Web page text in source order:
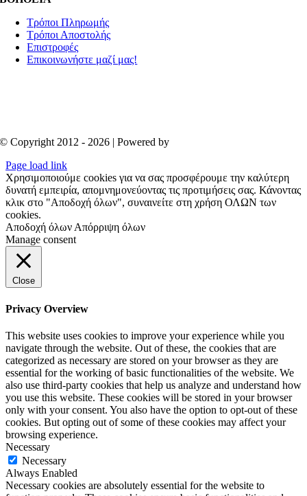
Τρόποι Πληρωμής
Τρόποι Αποστολής
Επιστροφές
Επικοινωνήστε μαζί μας!
© Copyright 2012 - 2026 | Powered by
Page load link
Χρησιμοποιούμε cookies για να σας προσφέρουμε την καλύτερη
δυνατή εμπειρία, απομνημονεύοντας τις προτιμήσεις σας. Κάνοντας
κλικ στο "Αποδοχή όλων", συναινείτε στη χρήση ΟΛΩΝ των
cookies.
Αποδοχή όλων Απόρριψη όλων
Manage consent
Close
Privacy Overview
This website uses cookies to improve your experience while you
navigate through the website. Out of these, the cookies that are
categorized as necessary are stored on your browser as they are
essential for the working of basic functionalities of the website. We
also use third-party cookies that help us analyze and understand how
you use this website. These cookies will be stored in your browser
only with your consent. You also have the option to opt-out of these
cookies. But opting out of some of these cookies may affect your
browsing experience.
Necessary
Necessary
Always Enabled
Necessary cookies are absolutely essential for the website to